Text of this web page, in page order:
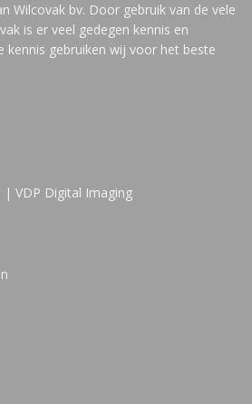
Wilcovak bv. Door gebruik van de vele
is er veel gedegen kennis en
kennis gebruiken wij voor het beste
| VDP Digital Imaging